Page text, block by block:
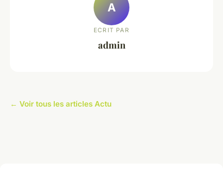
A
ECRIT PAR
admin
← Voir tous les articles Actu